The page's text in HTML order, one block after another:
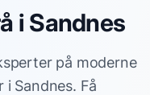
i Sandnes
på moderne
Sandnes. Få